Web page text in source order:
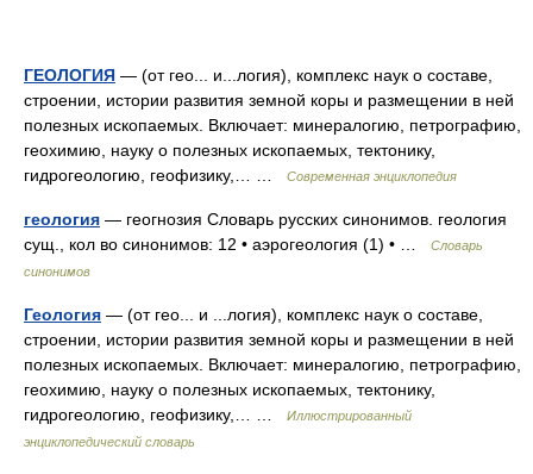
ГЕОЛОГИЯ — (от гео... и...логия), комплекс наук о составе,
строении, истории развития земной коры и размещении в ней
полезных ископаемых. Включает: минералогию, петрографию,
геохимию, науку о полезных ископаемых, тектонику,
гидрогеологию, геофизику,… …
Современная энциклопедия
геология — геогнозия Словарь русских синонимов. геология
сущ., кол во синонимов: 12 • аэрогеология (1) • …
Словарь
синонимов
Геология — (от гео... и ...логия), комплекс наук о составе,
строении, истории развития земной коры и размещении в ней
полезных ископаемых. Включает: минералогию, петрографию,
геохимию, науку о полезных ископаемых, тектонику,
гидрогеологию, геофизику,… …
Иллюстрированный
энциклопедический словарь